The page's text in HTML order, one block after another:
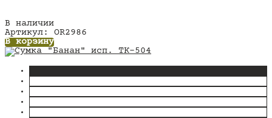
В наличии
Артикул: OR2986
В корзину